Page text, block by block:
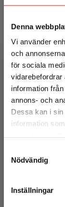
Denna
Vi använder
och
för sociala
vidarebefordrar
information
annons- och
Dessa kan i
information
Nödvändig
Inställningar
Det verkar
Vi
att kunna
259 kr
Exkl.